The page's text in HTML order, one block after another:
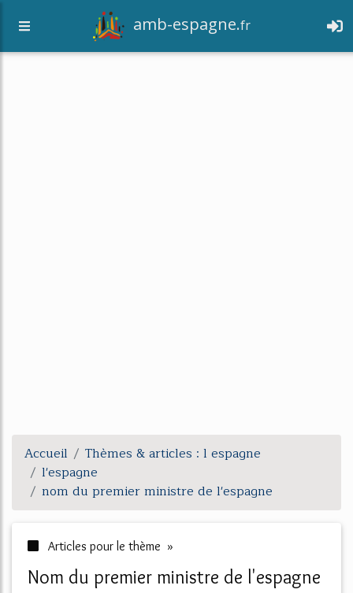
amb-espagne.fr
Accueil
Thèmes & articles : l espagne
l'espagne
nom du premier ministre de l'espagne
Articles pour le thème »
nom du premier ministre de l'espagne